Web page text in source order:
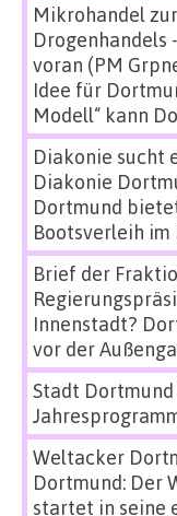
Mikrohandel
Drogenhandels
voran (PM
Idee für
Modell“ kann
Diakonie sucht
Diakonie
Dortmund
Bootsverleih im
Brief der
Innenstadt?
vor der
Stadt Dortmund
Weltacker
Dortmund: Der
startet in seine